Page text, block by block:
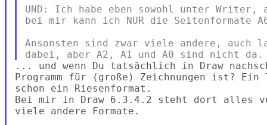
UND: Ich habe eben sowohl unter Writer,
bei mir kann ich NUR die Seitenformate
Ansonsten sind zwar viele andere, auch
... und wenn Du tatsächlich in Draw
Programm für (große) Zeichnungen ist? Ein
schon ein Riesenformat.
Bei mir in Draw 6.3.4.2 steht dort alles
viele andere Formate.